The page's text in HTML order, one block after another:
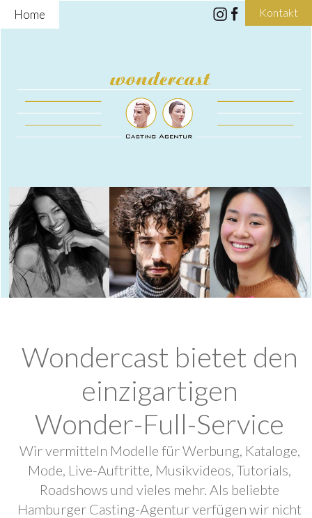
Home Kontakt
Wondercast bietet den
einzigartigen
Wonder-Full-Service
Wir vermitteln Modelle für Werbung, Kataloge,
Mode, Live-Auftritte, Musikvideos, Tutorials,
Roadshows und vieles mehr. Als beliebte
Hamburger Casting-Agentur verfügen wir nicht